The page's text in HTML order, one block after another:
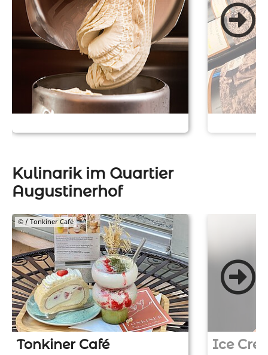
Kulinarik im Quartier
Augustinerhof
© / Tonkiner Café
Tonkiner Café Ice